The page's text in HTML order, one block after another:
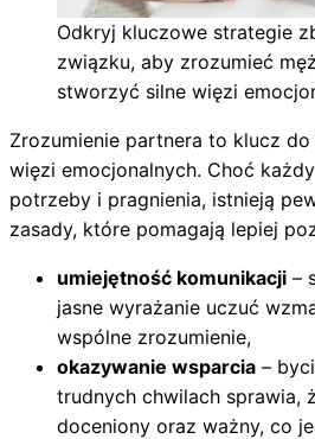
Odkryj kluczowe strategie
związku, aby zrozumieć
stworzyć silne więzi
Zrozumienie partnera to klucz
więzi emocjonalnych. Choć
potrzeby i pragnienia, istnieją
zasady, które pomagają lepiej
umiejętność komunikacji –
jasne wyrażanie uczuć
wspólne zrozumienie,
okazywanie wsparcia –
trudnych chwilach sprawia,
doceniony oraz ważny, co